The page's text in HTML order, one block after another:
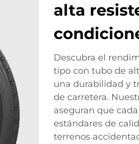
alta
Descubra el
tipo con tubo de
una durabilidad y
de carretera.
aseguran que
estándares de
terrenos